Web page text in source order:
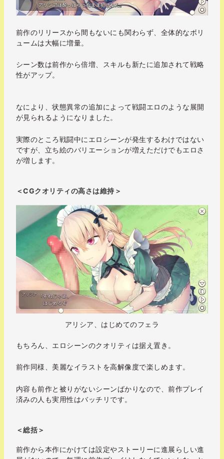
前作のリリースから間もないにも関わらず、全体的なボリ
ュームは大幅に増量。
シーン数は前作から倍増、スキルも新たに追加されて戦略
性がアップ。
なにより、状態異常の追加によって戦闘エロのような展開
が見られるようになりました。
実際のところ戦闘中にエロシーンが発生するわけではない
ですが、立ち絵のバリエーションが増えただけでもエロさ
が増します。
＜CGクオリティの高さは維持＞
アリシア、はじめてのフェラ
もちろん、エロシーンのクオリティは据え置き。
前作同様、美麗なイラストを高解像度で楽しめます。
内容も前作と被りがないシーンばかりなので、前作プレイ
済みの人も実用性はバッチリです。
＜総括＞
前作から本作にかけては設定やストーリーに進展らしい進